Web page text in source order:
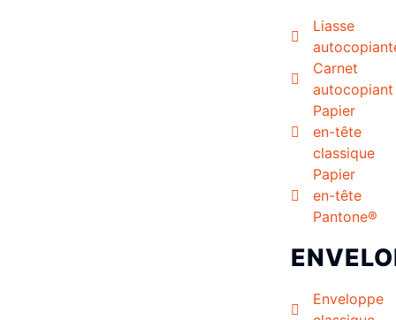
Liasse
Carnet
autocopiant
Papier
en-tête
classique
Papier
en-tête
Pantone®
Enveloppe